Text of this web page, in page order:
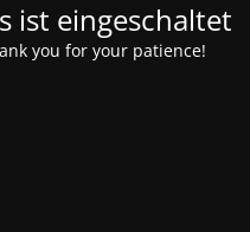
ist eingeschaltet
you for your patience!